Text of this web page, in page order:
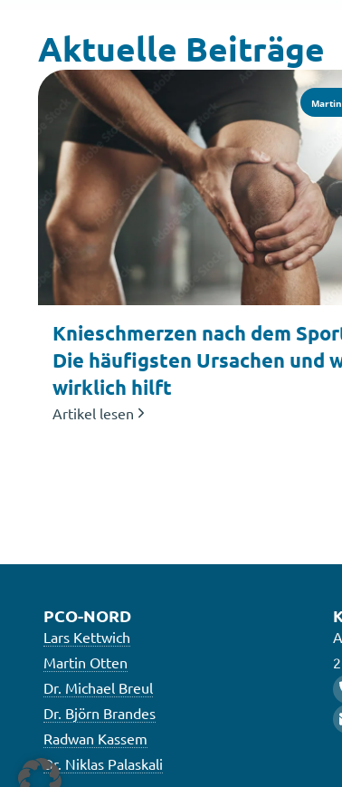
Aktuelle Beiträge
Knieschmerzen nach dem
Die häufigsten Ursachen und
wirklich hilft
Artikel lesen
PCO-NORD
Lars Kettwich
Martin Otten
Dr. Michael Breul
Dr. Björn Brandes
Radwan Kassem
Dr. Niklas Palaskali